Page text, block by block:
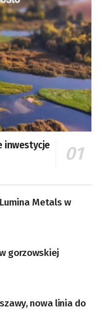
inwestycje
Metals w
gorzowskiej
nowa linia do